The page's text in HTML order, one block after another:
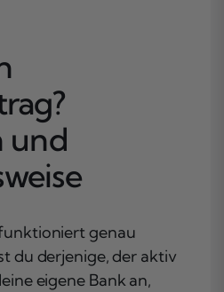
und
genau
du derjenige, der aktiv
eigene Bank an,